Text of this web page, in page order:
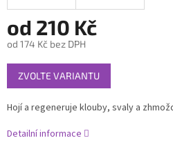
od 210 Kč
od 174 Kč bez DPH
Měrná
cena:
ZVOLTE VARIANTU
Hojí a regeneruje klouby, svaly a
Detailní informace